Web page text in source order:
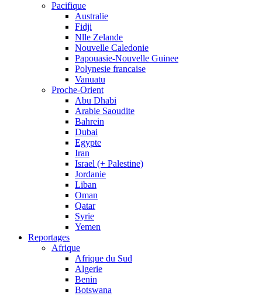
Pacifique
Australie
Fidji
Nlle Zelande
Nouvelle Caledonie
Papouasie-Nouvelle Guinee
Polynesie francaise
Vanuatu
Proche-Orient
Abu Dhabi
Arabie Saoudite
Bahrein
Dubai
Egypte
Iran
Israel (+ Palestine)
Jordanie
Liban
Oman
Qatar
Syrie
Yemen
Reportages
Afrique
Afrique du Sud
Algerie
Benin
Botswana